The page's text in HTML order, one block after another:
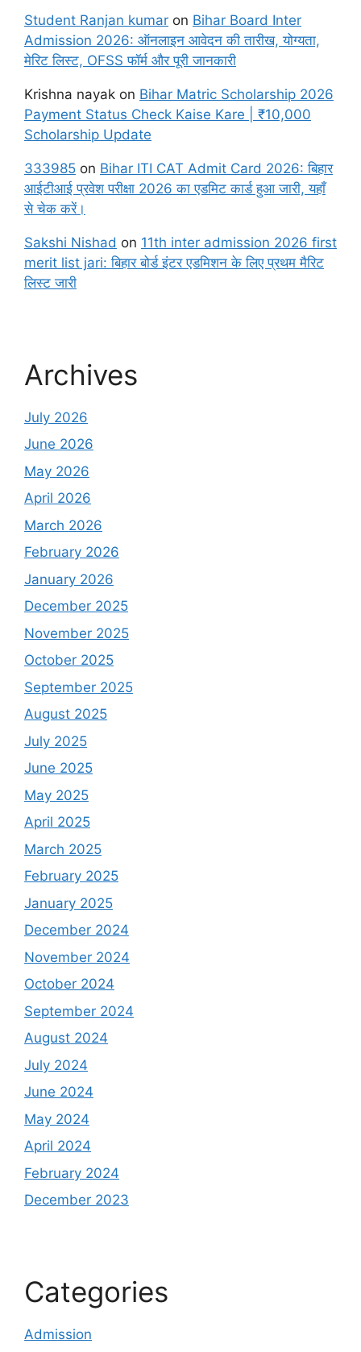
Student Ranjan kumar on Bihar Board Inter
Admission 2026: ऑनलाइन आवेदन की तारीख, योग्यता,
मेरिट लिस्ट, OFSS फॉर्म और पूरी जानकारी
Krishna nayak on Bihar Matric Scholarship 2026
Payment Status Check Kaise Kare | ₹10,000
Scholarship Update
333985 on Bihar ITI CAT Admit Card 2026: बिहार
आईटीआई प्रवेश परीक्षा 2026 का एडमिट कार्ड हुआ जारी, यहाँ
से चेक करें।
Sakshi Nishad on 11th inter admission 2026 first
merit list jari: बिहार बोर्ड इंटर एडमिशन के लिए प्रथम मैरिट
लिस्ट जारी
Archives
July 2026
June 2026
May 2026
April 2026
March 2026
February 2026
January 2026
December 2025
November 2025
October 2025
September 2025
August 2025
July 2025
June 2025
May 2025
April 2025
March 2025
February 2025
January 2025
December 2024
November 2024
October 2024
September 2024
August 2024
July 2024
June 2024
May 2024
April 2024
February 2024
December 2023
Categories
Admission